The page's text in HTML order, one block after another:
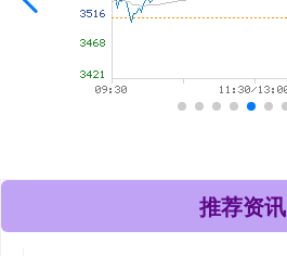
推荐资讯